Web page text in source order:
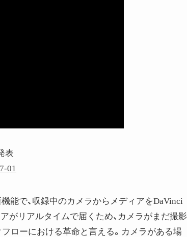
表
01
能で、収録中のカメラからメディアをDaVinci
がリアルタイムで届くため、カメラがまだ撮影
ローにおける革命と言える。カメラがある場